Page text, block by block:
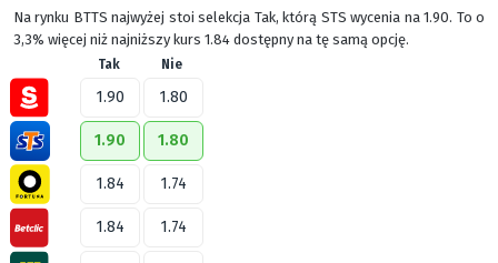
Na rynku BTTS najwyżej stoi selekcja Tak, którą STS wycenia na 1.90. To o
3,3% więcej niż najniższy kurs 1.84 dostępny na tę samą opcję.
Tak Nie
1.90 1.80
1.90 1.80
1.84 1.74
1.84 1.74